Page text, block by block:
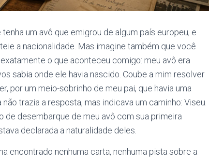
um avô que emigrou de algum país europeu, e
a nacionalidade. Mas imagine também que você
o que aconteceu comigo: meu avô era
sabia onde ele havia nascido. Coube a mim resolver
por um meio-sobrinho de meu pai, que havia uma
trazia a resposta, mas indicava um caminho: Viseu.
de desembarque de meu avô com sua primeira
declarada a naturalidade deles.
encontrado nenhuma carta, nenhuma pista sobre a